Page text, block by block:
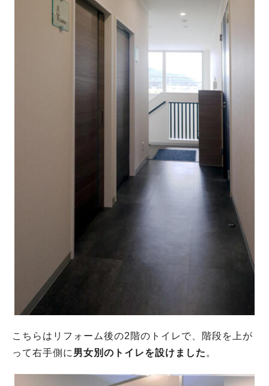
こちらはリフォーム後の2階のトイレで、階段を上が
って右手側に 男女別のトイレを設けました 。